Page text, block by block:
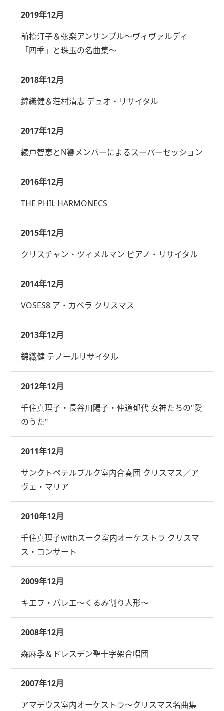
2019年12月
前橋汀子＆弦楽アンサンブル～ヴィヴァルディ
「四季」と珠玉の名曲集～
2018年12月
錦織健＆荘村清志 デュオ・リサイタル
2017年12月
綾戸智恵とN響メンバーによるスーパーセッション
2016年12月
THE PHIL HARMONECS
2015年12月
クリスチャン・ツィメルマン ピアノ・リサイタル
2014年12月
VOSES8 ア・カペラ クリスマス
2013年12月
錦織健 テノールリサイタル
2012年12月
千住真理子・長谷川陽子・仲道郁代 女神たちの"愛
のうた"
2011年12月
サンクトペテルブルク室内合奏団 クリスマス／ア
ヴェ・マリア
2010年12月
千住真理子withスーク室内オーケストラ クリスマ
ス・コンサート
2009年12月
キエフ・バレエ～くるみ割り人形～
2008年12月
森麻季＆ドレスデン聖十字架合唱団
2007年12月
アマデウス室内オーケストラ～クリスマス名曲集